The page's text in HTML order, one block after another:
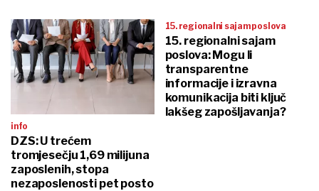
info
DZS: U trećem
tromjesečju 1,69 milijuna
zaposlenih, stopa
nezaposlenosti pet posto
15. regionalni sajam poslova
15. regionalni sajam
poslova: Mogu li
transparentne
informacije i izravna
komunikacija biti ključ
lakšeg zapošljavanja?